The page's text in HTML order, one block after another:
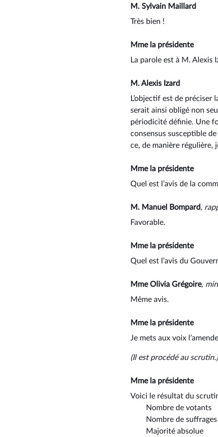
M. Sylvain Maillard
Très bien !
Mme la présidente
La parole est à M. Alexis
M. Alexis Izard
L’objectif est de
serait ainsi obligé non
périodicité définie. Une
consensus susceptible
ce, de manière régulière,
Mme la présidente
Quel est l’avis de la
M. Manuel Bompard,
Favorable.
Mme la présidente
Quel est l’avis du
Mme Olivia Grégoire,
Même avis.
Mme la présidente
Je mets aux voix
(Il est procédé au scrutin.)
Mme la présidente
Voici le résultat du
Nombre de
Nombre de
Majorité